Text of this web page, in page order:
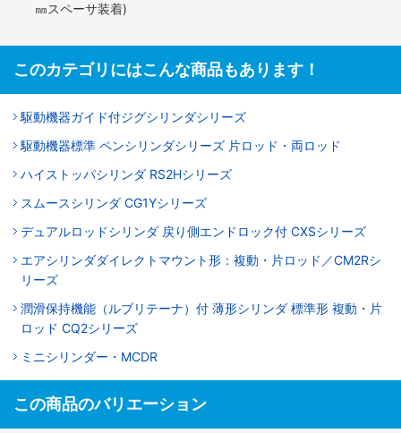
㎜スペーサ装着)
このカテゴリにはこんな商品もあります！
駆動機器ガイド付ジグシリンダシリーズ
駆動機器標準 ペンシリンダシリーズ 片ロッド・両ロッド
ハイストッパシリンダ RS2Hシリーズ
スムースシリンダ CG1Yシリーズ
デュアルロッドシリンダ 戻り側エンドロック付 CXSシリーズ
エアシリンダダイレクトマウント形：複動・片ロッド／CM2Rシ
リーズ
潤滑保持機能（ルブリテーナ）付 薄形シリンダ 標準形 複動・片
ロッド CQ2シリーズ
ミニシリンダー・MCDR
この商品のバリエーション